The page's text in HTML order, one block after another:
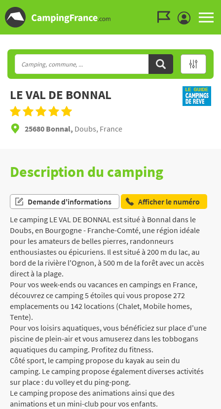
LE VAL DE BONNAL
25680 Bonnal, Doubs, France
Description du camping
Demande d'informations
Afficher le numéro
Le camping LE VAL DE BONNAL est situé à Bonnal dans le
Doubs, en Bourgogne - Franche-Comté, une région idéale
pour les amateurs de belles pierres, randonneurs
enthousiastes ou épicuriens. Il est situé à 200 m du lac, au
bord de la rivière l'Ognon, à 500 m de la forêt avec un accès
direct à la plage.
Pour vos week-ends ou vacances en campings en France,
découvrez ce camping 5 étoiles qui vous propose 272
emplacements ou 142 locations (Chalet, Mobile homes,
Tente).
Pour vos loisirs aquatiques, vous bénéficiez sur place d'une
piscine de plein-air et vous amuserez dans les tobbogans
aquatiques du camping. Profitez du fitness.
Côté sport, le camping propose du kayak au sein du
camping. Le camping propose également diverses activités
sur place : du volley et du ping-pong.
Le camping propose des animations ainsi que des
animations et un mini-club pour vos enfants.